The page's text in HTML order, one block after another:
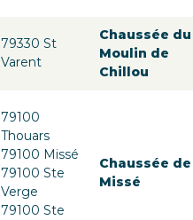
79330 St
Varent
Chaussée du
Moulin de
Chillou
79100
Thouars
79100 Missé
79100 Ste
Verge
79100 Ste
Chaussée de
Missé